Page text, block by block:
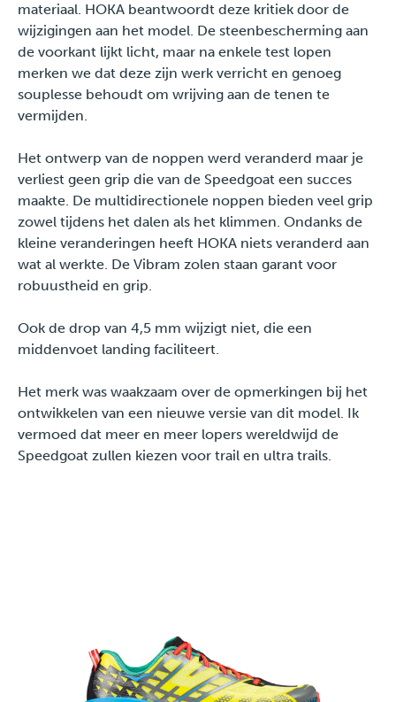
materiaal. HOKA beantwoordt deze kritiek door de
wijzigingen aan het model. De steenbescherming aan
de voorkant lijkt licht, maar na enkele test lopen
merken we dat deze zijn werk verricht en genoeg
souplesse behoudt om wrijving aan de tenen te
vermijden.
Het ontwerp van de noppen werd veranderd maar je
verliest geen grip die van de Speedgoat een succes
maakte. De multidirectionele noppen bieden veel grip
zowel tijdens het dalen als het klimmen. Ondanks de
kleine veranderingen heeft HOKA niets veranderd aan
wat al werkte. De Vibram zolen staan garant voor
robuustheid en grip.
Ook de drop van 4,5 mm wijzigt niet, die een
middenvoet landing faciliteert.
Het merk was waakzaam over de opmerkingen bij het
ontwikkelen van een nieuwe versie van dit model. Ik
vermoed dat meer en meer lopers wereldwijd de
Speedgoat zullen kiezen voor trail en ultra trails.